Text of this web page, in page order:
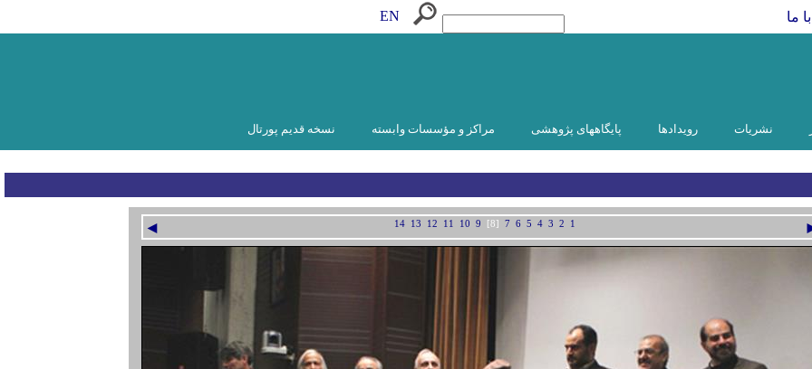
ما EN
نشریات رویدادها پایگاههای پژوهشی مراکز و مؤسسات وابسته نسخه قدیم پورتال
◄ 1
2
3
4
5
6
7
[8]
9
10
11
12
13
14